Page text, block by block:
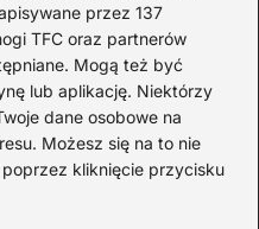
przez 137
TFC oraz partnerów
Mogą też być
lub aplikację. Niektórzy
dane osobowe na
Możesz się na to nie
kliknięcie przycisku